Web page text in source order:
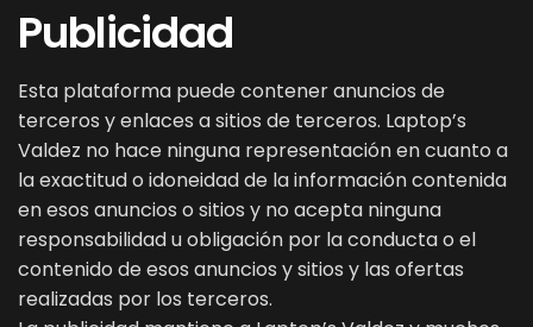
Publicidad
Esta plataforma puede contener anuncios de
terceros y enlaces a sitios de terceros. Laptop’s
Valdez no hace ninguna representación en cuanto a
la exactitud o idoneidad de la información contenida
en esos anuncios o sitios y no acepta ninguna
responsabilidad u obligación por la conducta o el
contenido de esos anuncios y sitios y las ofertas
realizadas por los terceros.